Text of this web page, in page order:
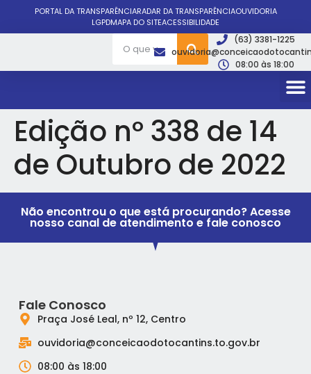
PORTAL DA TRANSPARÊNCIARADAR DA TRANSPARÊNCIAOUVIDORIA
LGPDMAPA DO SITEACESSIBILIDADE
(63) 3381-1225
08:00 às 18:00
Edição nº 338 de 14
de Outubro de 2022
Não encontrou o que está procurando? Acesse
nosso canal de atendimento e fale conosco
Fale Conosco
Praça José Leal, nº 12, Centro
ouvidoria@conceicaodotocantins.to.gov.br
08:00 às 18:00